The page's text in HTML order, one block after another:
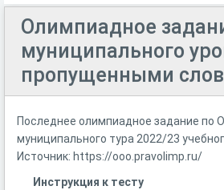
Олимпиадное
муниципального
пропущенными
Последнее олимпиадное задание по
муниципального тура 2022/23
Источник: https://ooo.pravolimp.ru/
Инструкция к тесту